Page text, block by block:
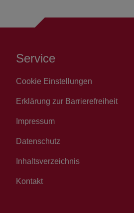
Service
Cookie Einstellungen
Erklärung zur Barrierefreiheit
Impressum
Datenschutz
Inhaltsverzeichnis
Kontakt